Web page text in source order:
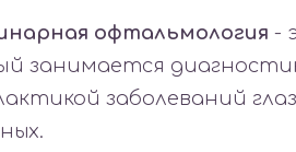
офтальмология -
занимается
заболеваний